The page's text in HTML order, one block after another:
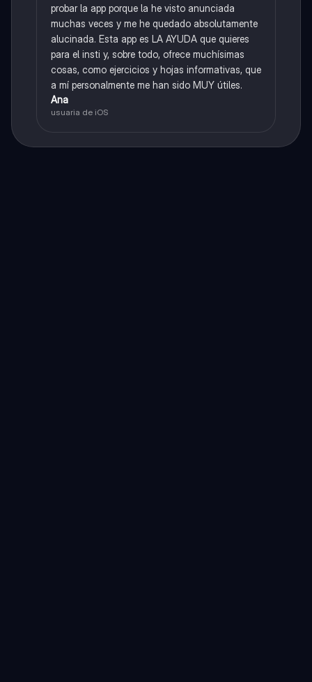
probar la app porque la he visto anunciada
muchas veces y me he quedado absolutamente
alucinada. Esta app es LA AYUDA que quieres
para el insti y, sobre todo, ofrece muchísimas
cosas, como ejercicios y hojas informativas, que
a mí personalmente me han sido MUY útiles.
Ana
usuaria de iOS